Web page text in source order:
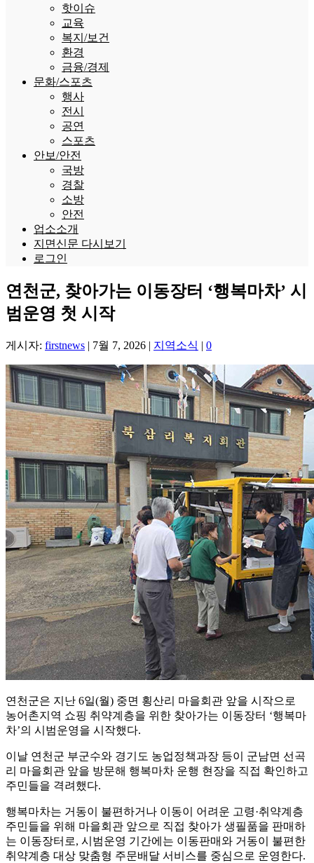
핫이슈
교육
복지/보건
환경
금융/경제
문화/스포츠
행사
전시
공연
스포츠
안보/안전
국방
경찰
소방
안전
업소소개
지면신문 다시보기
로그인
연천군, 찾아가는 이동장터 ‘행복마차’ 시
범운영 첫 시작
게시자: firstnews | 7월 7, 2026 | 지역소식 | 0
연천군은 지난 6일(월) 중면 횡산리 마을회관 앞을 시작으로
농어촌지역 쇼핑 취약계층을 위한 찾아가는 이동장터 ‘행복마
차’의 시범운영을 시작했다.
이날 연천군 부군수와 경기도 농업정책과장 등이 군남면 선곡
리 마을회관 앞을 방문해 행복마차 운행 현장을 직접 확인하고
주민들을 격려했다.
행복마차는 거동이 불편하거나 이동이 어려운 고령·취약계층
주민들을 위해 마을회관 앞으로 직접 찾아가 생필품을 판매하
는 이동장터로, 시범운영 기간에는 이동판매와 거동이 불편한
취약계층 대상 맞춤형 주문배달 서비스를 중심으로 운영한다.